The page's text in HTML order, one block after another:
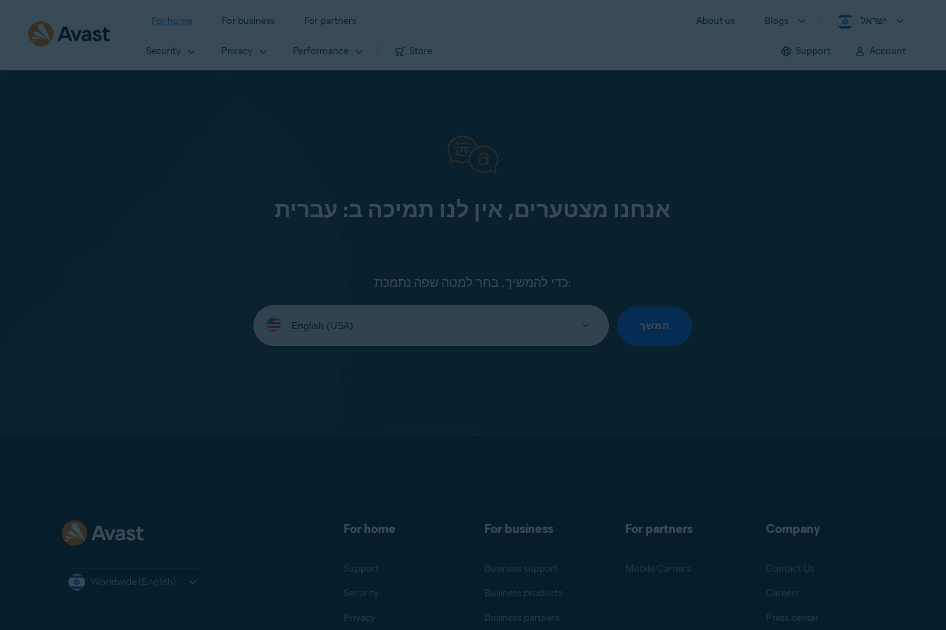
For home For business For partners About us Blogs ישראל
Security Privacy Performance Store Support Account
אנחנו מצטערים, אין לנו תמיכה ב: עברית
כדי להמשיך, בחר למטה שפה נתמכת:
Select
your
language:
המשך
Worldwide (English)
For home
Support
Security
Privacy
For business
Business support
Business products
Business partners
For partners
Mobile Carriers
Company
Contact Us
Careers
Press center